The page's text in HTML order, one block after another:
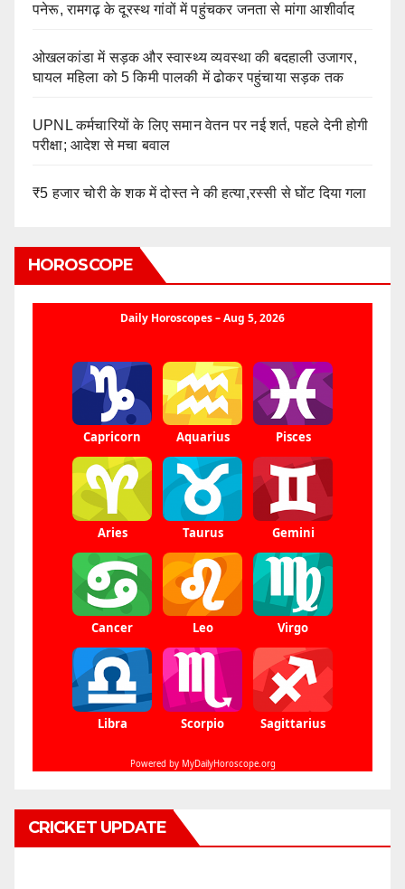
पनेरू, रामगढ़ के दूरस्थ गांवों में पहुंचकर जनता से मांगा आशीर्वाद
ओखलकांडा में सड़क और स्वास्थ्य व्यवस्था की बदहाली उजागर,
घायल महिला को 5 किमी पालकी में ढोकर पहुंचाया सड़क तक
UPNL कर्मचारियों के लिए समान वेतन पर नई शर्त, पहले देनी होगी
परीक्षा; आदेश से मचा बवाल
₹5 हजार चोरी के शक में दोस्त ने की हत्या,रस्सी से घोंट दिया गला
HOROSCOPE
CRICKET UPDATE